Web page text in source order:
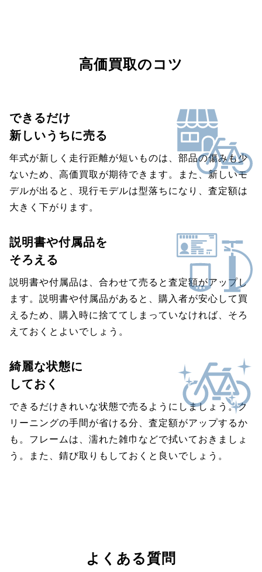
高価買取のコツ
できるだけ
新しいうちに売る
年式が新しく走行距離が短いものは、部品の傷みも少
ないため、高価買取が期待できます。また、新しいモ
デルが出ると、現行モデルは型落ちになり、査定額は
大きく下がります。
説明書や付属品を
そろえる
説明書や付属品は、合わせて売ると査定額がアップし
ます。説明書や付属品があると、購入者が安心して買
えるため、購入時に捨ててしまっていなければ、そろ
えておくとよいでしょう。
綺麗な状態に
しておく
できるだけきれいな状態で売るようにしましょう。ク
リーニングの手間が省ける分、査定額がアップするか
も。フレームは、濡れた雑巾などで拭いておきましょ
う。また、錆び取りもしておくと良いでしょう。
よくある質問